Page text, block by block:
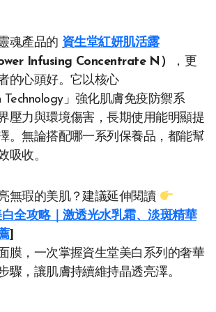
魂產品的 資生堂紅妍肌活露
Infusing Concentrate N）
，更
的心頭好。它以核心
Technology」強化肌膚免疫防禦系
壓力與環境傷害，長期使用能明顯提
。無論搭配哪一系列保養品，都能幫
吸收。
無瑕的美肌？建議延伸閱讀
全攻略｜激透光水乳霜、淡斑精華
]
膜，一次掌握資生堂美白系列的奢華
驟，讓肌膚持續維持晶透亮澤。